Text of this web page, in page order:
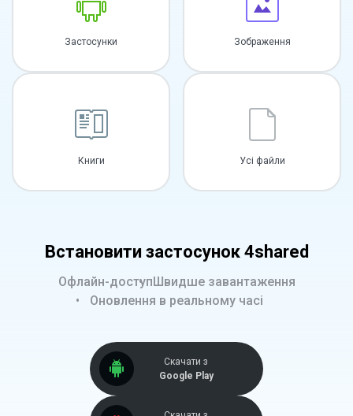
Застосунки Зображення
Книги Усі файли
Встановити застосунок 4shared
Офлайн-доступШвидше завантаження
Оновлення в реальному часі
Скачати з
Google Play